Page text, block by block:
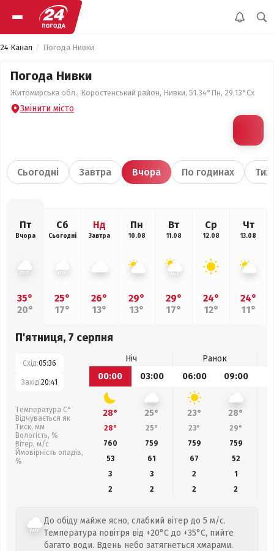
24 Канал Погода Нивки
Погода Нивки
Житомирська обл., Коростенський район, Нивки, 51.34°Пн, 29.13°Сх
Змінити місто
Сьогодні Завтра Вчора По годинах
Пт
Вчора
35°
20°
Сб
Сьогодні
25°
17°
Нд
Завтра
26°
13°
Пн
10.08
29°
13°
Вт
11.08
29°
17°
Ср
12.08
24°
12°
Чт
13.08
24°
11°
П'ятниця, 7 серпня
Схід:05:36
Захід:20:41
Температура С°
Відчувається як
Тиск, мм
Вологість, %
Вітер, м/с
Ймовірність опадів,
%
Ніч
Ранок
00:00
03:00 06:00 09:00
28° 25° 23° 28°
28° 25° 23° 29°
760
759 759 759
53
61 67 52
3
3 2
1
2
2 2 2
До обіду майже ясно, слабкий вітер до 5 м/с.
Температура повітря від +20°C до +35°C, пийте
багато води. Вдень небо затягнеться хмарами.